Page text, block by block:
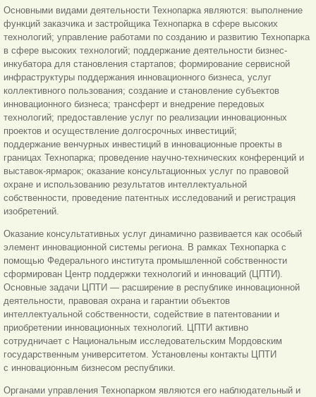
Основными видами деятельности Технопарка являются: выполнение
функций заказчика и застройщика Технопарка в сфере высоких
технологий; управление работами по созданию и развитию Технопарка
в сфере высоких технологий; поддержание деятельности бизнес-
инкубатора для становления стартапов; формирование сервисной
инфраструктуры поддержания инновационного бизнеса, услуг
коллективного пользования; создание и становление субъектов
инновационного бизнеса; трансферт и внедрение передовых
технологий; предоставление услуг по реализации инновационных
проектов и осуществление долгосрочных инвестиций;
поддержание венчурных инвестиций в инновационные проекты в
границах Технопарка; проведение научно-технических конференций и
выставок-ярмарок; оказание консультационных услуг по правовой
охране и использованию результатов интеллектуальной
собственности, проведение патентных исследований и регистрация
изобретений.
Оказание консультативных услуг динамично развивается как особый
элемент инновационной системы региона. В рамках Технопарка с
помощью Федерального института промышленной собственности
сформирован Центр поддержки технологий и инноваций (ЦПТИ).
Основные задачи ЦПТИ — расширение в республике инновационной
деятельности, правовая охрана и гарантии объектов
интеллектуальной собственности, содействие в патентовании и
приобретении инновационных технологий. ЦПТИ активно
сотрудничает с Национальным исследовательским Мордовским
государственным университетом. Установлены контакты ЦПТИ
с инновационным бизнесом республики.
Органами управления Технопарком являются его наблюдательный и